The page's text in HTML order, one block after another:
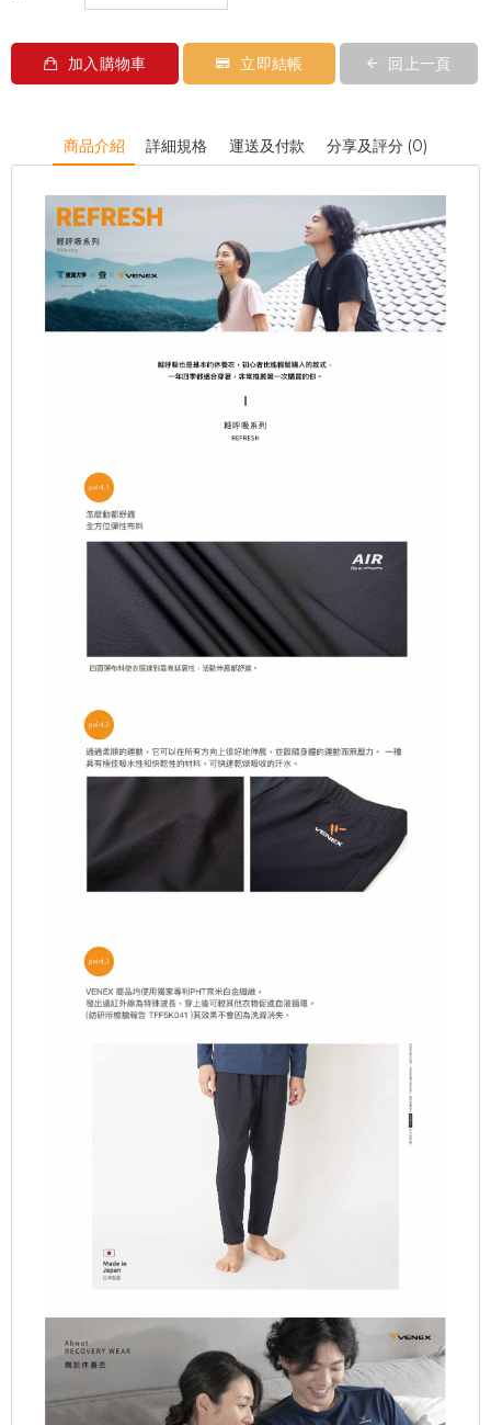
加入購物車 立即結帳 回上一頁
商品介紹 詳細規格 運送及付款 分享及評分 (0)